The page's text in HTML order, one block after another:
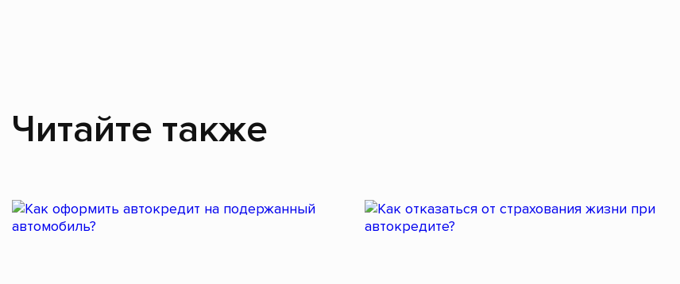
Читайте также